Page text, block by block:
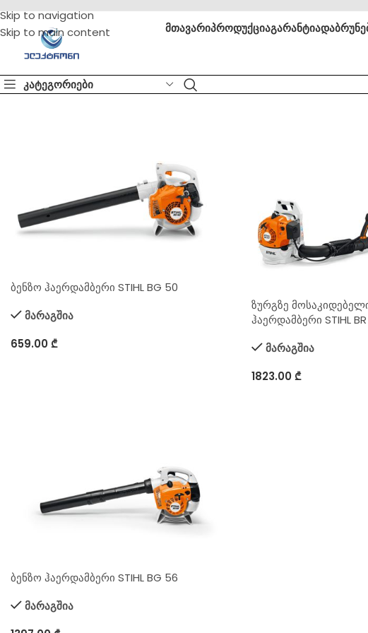
Skip to navigation
Skip to main content
მთავარიპროდუქციაგარანტია
კატეგორიები
ბენზო ჰაერდამბერი STIHL BG 50
მარაგშია
659.00₾
ზურგზე
ჰაერდამბერი STIHL
მარაგშია
1823.00₾
ბენზო ჰაერდამბერი STIHL BG 56
მარაგშია